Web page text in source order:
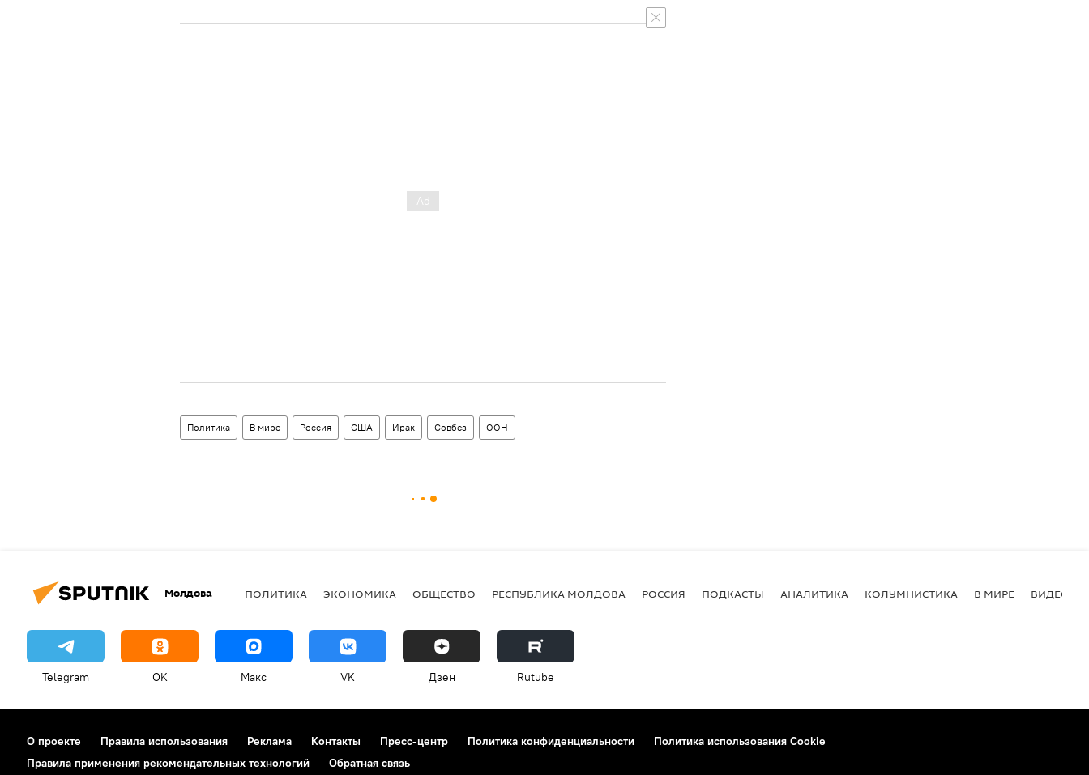
Политика В мире Россия США Ирак Совбез ООН
Молдова ПОЛИТИКА ЭКОНОМИКА ОБЩЕСТВО РЕСПУБЛИКА МОЛДОВА РОССИЯ ПОДКАСТЫ АНАЛИТИКА КОЛУМНИСТИКА В МИРЕ ВИДЕО
Telegram OK Макс VK Дзен Rutube
О проекте Правила использования Реклама Контакты Пресс-центр Политика конфиденциальности
Политика использования Cookie
Правила применения рекомендательных технологий
Обратная связь